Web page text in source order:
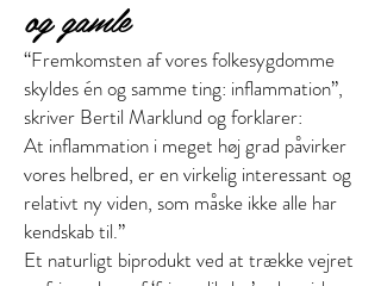
og gamle
“Fremkomsten af vores folkesygdomme
skyldes én og samme ting: inflammation”,
skriver Bertil Marklund og forklarer:
At inflammation i meget høj grad påvirker
vores helbred, er en virkelig interessant og
relativt ny viden, som måske ikke alle har
kendskab til.”
Et naturligt biprodukt ved at trække vejret